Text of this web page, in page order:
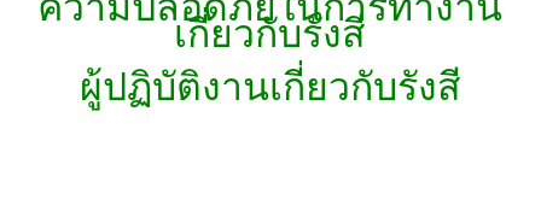
เกี่ยวกับรังสี
ผู้ปฏิบัติงานเกี่ยวกับรังสี